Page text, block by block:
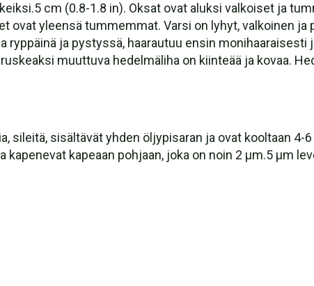
cm (0.8-1.8 in). Oksat ovat aluksi valkoiset ja
ovat yleensä tummemmat. Varsi on lyhyt, valkoinen ja
ryppäinä ja pystyssä, haarautuu ensin
muuttuva hedelmäliha on kiinteää ja kovaa.
sileitä, sisältävät yhden öljypisaran ja ovat kooltaan 4-
kapeaan pohjaan, joka on noin 2 μm.5 μm